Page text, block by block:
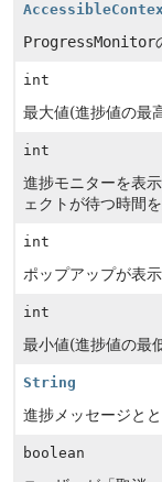
ProgressMonitor
int
最大値(進捗値の最
int
進捗モニターを表
ェクトが待つ時間を
int
ポップアップが表
int
最小値(進捗値の最
String
進捗メッセージと
boolean